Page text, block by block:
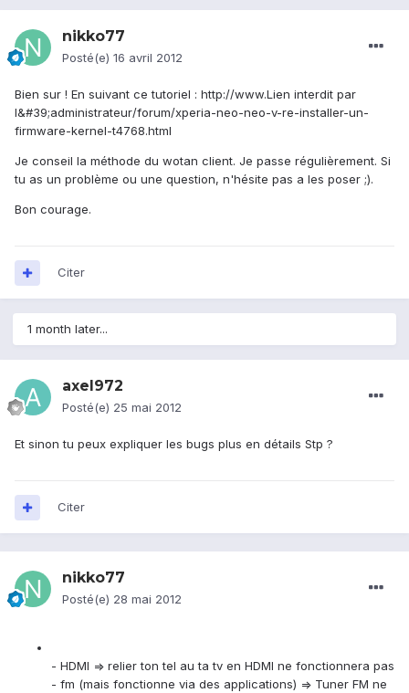
nikko77
Posté(e) 16 avril 2012
Bien sur ! En suivant ce tutoriel : http://www.Lien interdit par
l&#39;administrateur/forum/xperia-neo-neo-v-re-installer-un-
firmware-kernel-t4768.html
Je conseil la méthode du wotan client. Je passe régulièrement. Si
tu as un problème ou une question, n'hésite pas a les poser ;).
Bon courage.
Citer
1 month later...
axel972
Posté(e) 25 mai 2012
Et sinon tu peux expliquer les bugs plus en détails Stp ?
Citer
nikko77
Posté(e) 28 mai 2012
- HDMI => relier ton tel au ta tv en HDMI ne fonctionnera pas
- fm (mais fonctionne via des applications) => Tuner FM ne